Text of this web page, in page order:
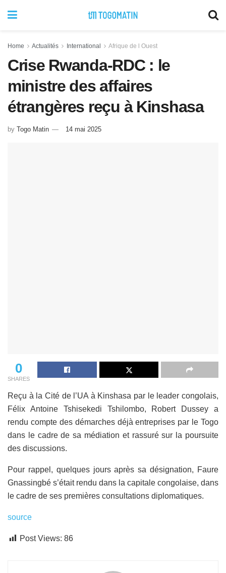
Home Actualités International Afrique de l Ouest
Crise Rwanda-RDC : le
ministre des affaires
étrangères reçu à Kinshasa
by Togo Matin 14 mai 2025
0
SHARES
Reçu à la Cité de l’UA à Kinshasa par le leader congolais,
Félix Antoine Tshisekedi Tshilombo, Robert Dussey a
rendu compte des démarches déjà entreprises par le Togo
dans le cadre de sa médiation et rassuré sur la poursuite
des discussions.
Pour rappel, quelques jours après sa désignation, Faure
Gnassingbé s’était rendu dans la capitale congolaise, dans
le cadre de ses premières consultations diplomatiques.
source
Post Views: 86